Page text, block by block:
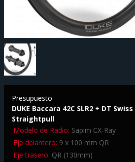
Presupuesto
DUKE Baccara 42C SLR2 + DT
Straightpull
Modelo de Radio: Sapim CX-Ray
Eje delantero: 9 x 100 mm QR
Eje trasero: QR (130mm)